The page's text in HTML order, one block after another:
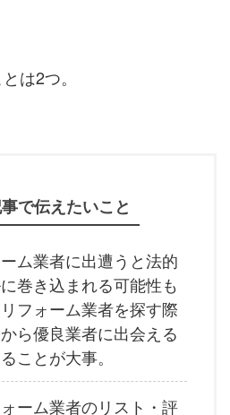
は2つ。
で伝えたいこと
ム業者に出遭うと法的
巻き込まれる可能性も
フォーム業者を探す際
ら優良業者に出会える
ことが大事。
ーム業者のリスト・評